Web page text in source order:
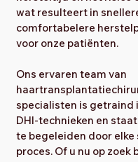
wat resulteert in
comfortabelere
voor onze patiënten.
Ons ervaren team van
specialisten is getraind
DHI-technieken en
te begeleiden door elke
proces. Of u nu op zoek